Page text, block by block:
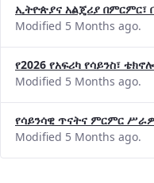
ኢትዮጵያና አልጄሪያ በምርምር፣
Modified 5 Months ago.
የ2026 የአፍሪካ የሳይንስ፣
Modified 5 Months ago.
የሳይንሳዊ ጥናትና ምርምር
Modified 5 Months ago.